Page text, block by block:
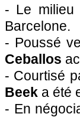
- Le milieu
Barcelone.
- Poussé
Ceballos
- Courtisé
Beek a été
- En